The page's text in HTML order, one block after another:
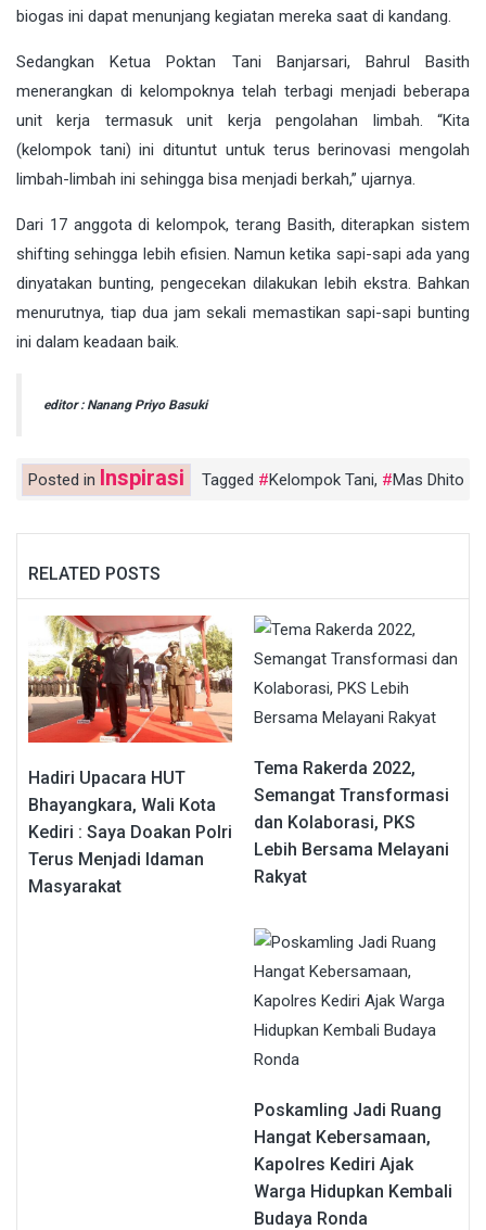
biogas ini dapat menunjang kegiatan mereka saat di kandang.
Sedangkan Ketua Poktan Tani Banjarsari, Bahrul Basith
menerangkan di kelompoknya telah terbagi menjadi beberapa
unit kerja termasuk unit kerja pengolahan limbah. “Kita
(kelompok tani) ini dituntut untuk terus berinovasi mengolah
limbah-limbah ini sehingga bisa menjadi berkah,” ujarnya.
Dari 17 anggota di kelompok, terang Basith, diterapkan sistem
shifting sehingga lebih efisien. Namun ketika sapi-sapi ada yang
dinyatakan bunting, pengecekan dilakukan lebih ekstra. Bahkan
menurutnya, tiap dua jam sekali memastikan sapi-sapi bunting
ini dalam keadaan baik.
editor : Nanang Priyo Basuki
Posted in Inspirasi Tagged Kelompok Tani, Mas Dhito
RELATED POSTS
Hadiri Upacara HUT
Bhayangkara, Wali Kota
Kediri : Saya Doakan Polri
Terus Menjadi Idaman
Masyarakat
Tema Rakerda 2022,
Semangat Transformasi
dan Kolaborasi, PKS
Lebih Bersama Melayani
Rakyat
Poskamling Jadi Ruang
Hangat Kebersamaan,
Kapolres Kediri Ajak
Warga Hidupkan Kembali
Budaya Ronda